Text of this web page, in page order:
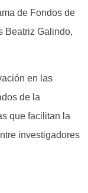
de Fondos de
Beatriz Galindo,
en las
de la
que facilitan la
investigadores